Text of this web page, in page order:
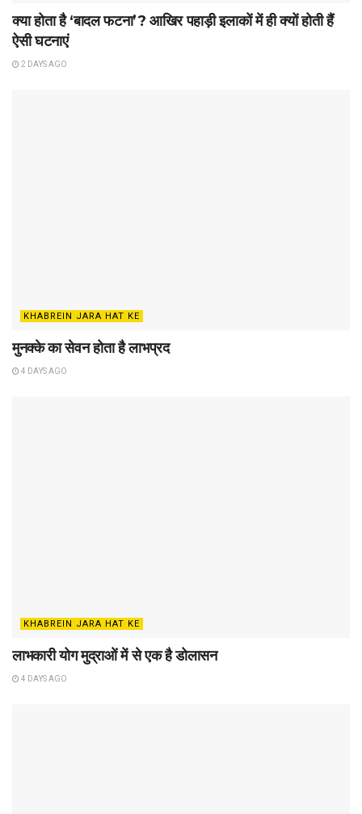
क्या होता है ‘बादल फटना’? आखिर पहाड़ी इलाकों में ही क्यों होती हैं
ऐसी घटनाएं
2 DAYS AGO
KHABREIN JARA HAT KE
मुनक्के का सेवन होता है लाभप्रद
4 DAYS AGO
KHABREIN JARA HAT KE
लाभकारी योग मुद्राओं में से एक है डोलासन
4 DAYS AGO